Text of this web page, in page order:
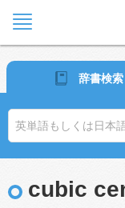
辞書検索
cubic